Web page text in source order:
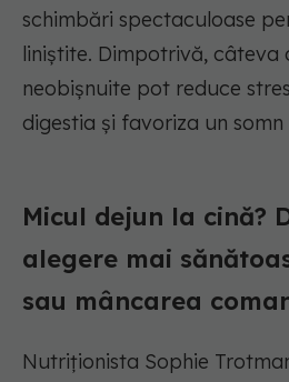
schimbări spectaculoase
liniștite. Dimpotrivă,
neobișnuite pot reduce
digestia și favoriza un
Micul dejun la cină?
alegere mai
sau mâncarea
Nutriționista Sophie